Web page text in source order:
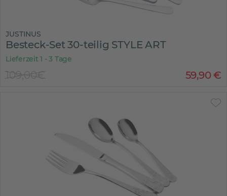
JUSTINUS
Besteck-Set 30-teilig STYLE ART
Lieferzeit 1 - 3 Tage
59,90€
109,00€